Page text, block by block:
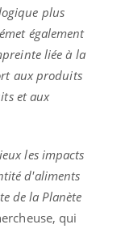
plus
également
liée à la
aux produits
et aux
les impacts
d'aliments
de la Planète
qui